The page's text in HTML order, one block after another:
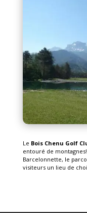
Le Bois Chenu Golf
entouré de
Barcelonnette, le
visiteurs un lieu de